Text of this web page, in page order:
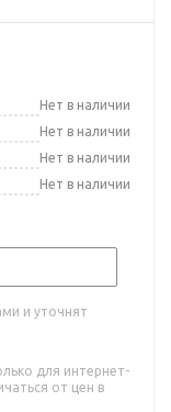
Нет в наличии
Нет в наличии
Нет в наличии
Нет в наличии
и уточнят
для интернет-
от цен в